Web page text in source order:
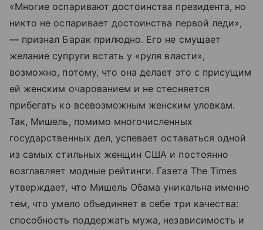
«Многие оспаривают достоинства президента, но
никто не оспаривает достоинства первой леди»,
— признал Барак прилюдно. Его не смущает
желание супруги встать у «руля власти»,
возможно, потому, что она делает это с присущим
ей женским очарованием и не стесняется
прибегать ко всевозможным женским уловкам.
Так, Мишель, помимо многочисленных
государственных дел, успевает оставаться одной
из самых стильных женщин США и постоянно
возглавляет модные рейтинги. Газета The Times
утверждает, что Мишель Обама уникальна именно
тем, что умело объединяет в себе три качества:
способность поддержать мужа, независимость и